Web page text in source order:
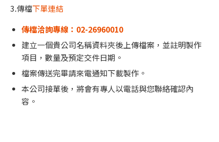
3.傳檔下單連結
傳檔洽詢專線：02-26960010
建立一個貴公司名稱資料夾後上傳檔案，並註明製作
項目，數量及預定交件日期。
檔案傳送完畢請來電通知下載製作。
本公司接單後，將會有專人以電話與您聯絡確認內
容。